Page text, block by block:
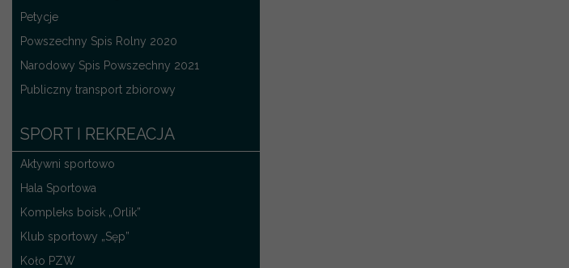
Petycje
Powszechny Spis Rolny 2020
Narodowy Spis Powszechny 2021
Publiczny transport zbiorowy
SPORT I REKREACJA
Aktywni sportowo
Hala Sportowa
Kompleks boisk „Orlik”
Klub sportowy „Sęp”
Koło PZW